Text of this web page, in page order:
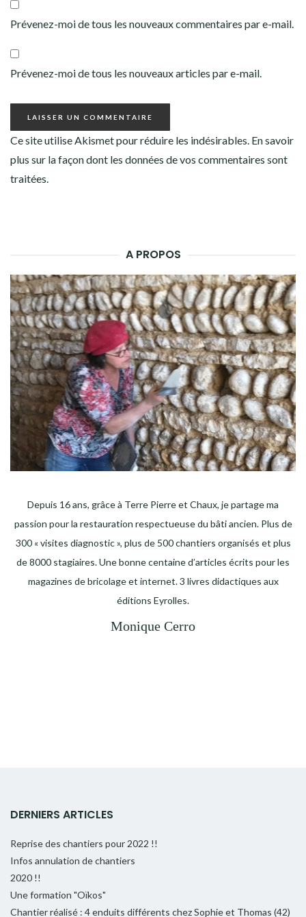
Prévenez-moi de tous les nouveaux commentaires par e-mail.
Prévenez-moi de tous les nouveaux articles par e-mail.
Ce site utilise Akismet pour réduire les indésirables. En savoir
plus sur la façon dont les données de vos commentaires sont
traitées
A PROPOS
Depuis 16 ans, grâce à Terre Pierre et Chaux, je partage ma
passion pour la restauration respectueuse du bâti ancien. Plus de
300 « visites diagnostic », plus de 500 chantiers organisés et plus
de 8000 stagiaires. Une bonne centaine d’articles écrits pour les
magazines de bricolage et internet. 3 livres didactiques aux
éditions Eyrolles.
Monique Cerro
DERNIERS ARTICLES
Reprise des chantiers pour 2022 !!
Infos annulation de chantiers
2020 !!
Une formation "Oïkos"
Chantier réalisé : 4 enduits différents chez Sophie et Thomas (42)